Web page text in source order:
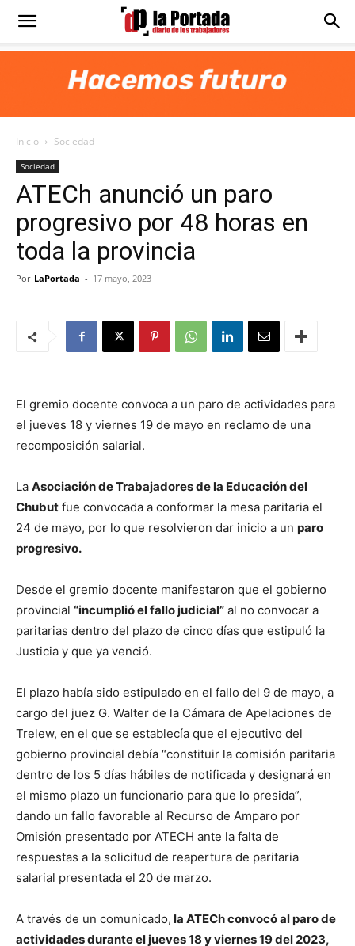
Diario
Portada
Inicio Sociedad
Sociedad
ATECh anunció un paro
progresivo por 48 horas en
toda la provincia
Por LaPortada - 17 mayo, 2023
El gremio docente convoca a un paro de actividades para
el jueves 18 y viernes 19 de mayo en reclamo de una
recomposición salarial.
La Asociación de Trabajadores de la Educación del
Chubut fue convocada a conformar la mesa paritaria el
24 de mayo, por lo que resolvieron dar inicio a un paro
progresivo.
Desde el gremio docente manifestaron que el gobierno
provincial “incumplió el fallo judicial” al no convocar a
paritarias dentro del plazo de cinco días que estipuló la
Justicia y que ya venció.
El plazo había sido estipulado en el fallo del 9 de mayo, a
cargo del juez G. Walter de la Cámara de Apelaciones de
Trelew, en el que se establecía que el ejecutivo del
gobierno provincial debía “constituir la comisión paritaria
dentro de los 5 días hábiles de notificada y designará en
el mismo plazo un funcionario para que lo presida”,
dando un fallo favorable al Recurso de Amparo por
Omisión presentado por ATECH ante la falta de
respuestas a la solicitud de reapertura de paritaria
salarial presentada el 20 de marzo.
A través de un comunicado, la ATECh convocó al paro de
actividades durante el jueves 18 y viernes 19 del 2023,